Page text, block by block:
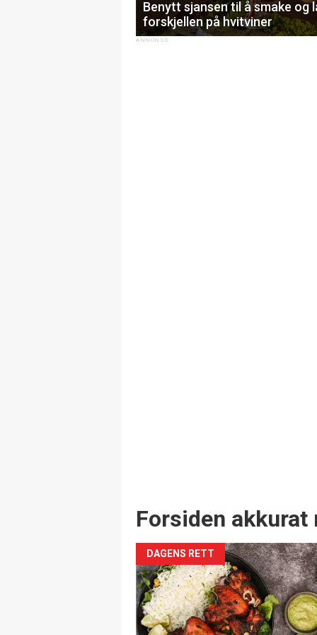
Benytt sjansen til å smake og
forskjellen på hvitviner
Forsiden akkurat
DAGENS RETT